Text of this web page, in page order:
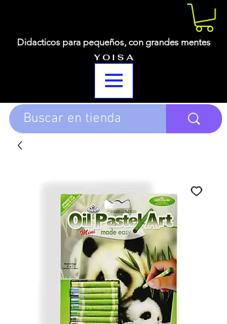
Didacticos para pequeños, con grandes mentes
Y O I S A